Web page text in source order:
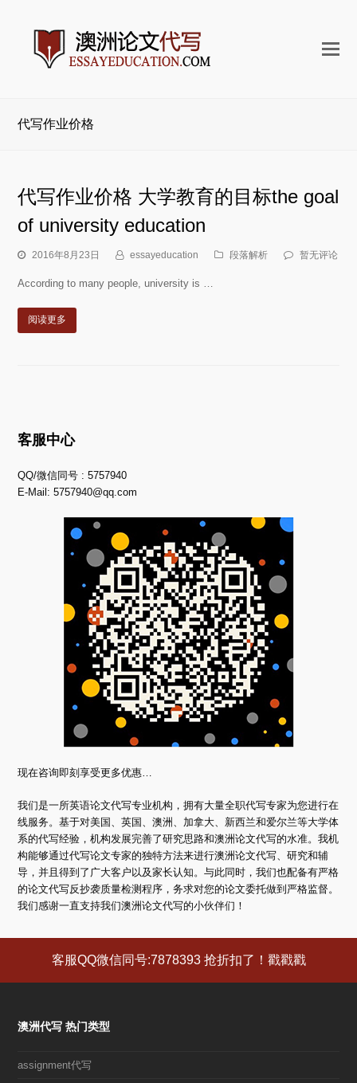
打
代写作业价格
代写作业价格 大学教育的目标the goal
of university education
2016年8月23日 essayeducation 段落解析 暂无评论
According to many people, university is …
阅读更多
客服中心
QQ/微信同号 : 5757940
E-Mail:5757940@qq.com
现在咨询即刻享受更多优惠…
我们是一所英语论文代写专业机构，拥有大量全职代写专家为您进行在
线服务。基于对美国、英国、澳洲、加拿大、新西兰和爱尔兰等大学体
系的代写经验，机构发展完善了研究思路和澳洲论文代写的水准。我机
构能够通过代写论文专家的独特方法来进行澳洲论文代写、研究和辅
导，并且得到了广大客户以及家长认知。与此同时，我们也配备有严格
的论文代写反抄袭质量检测程序，务求对您的论文委托做到严格监督。
我们感谢一直支持我们澳洲论文代写的小伙伴们！
客服QQ微信同号:7878393 抢折扣了！戳戳戳
澳洲代写 热门类型
assignment代写